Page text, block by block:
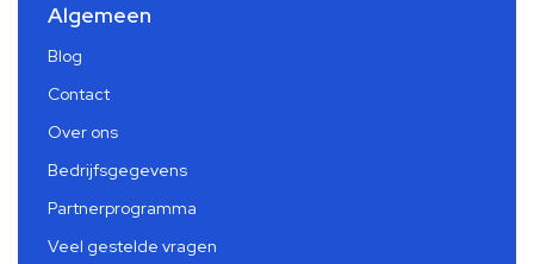
Algemeen
Blog
Contact
Over ons
Bedrijfsgegevens
Partnerprogramma
Veel gestelde vragen